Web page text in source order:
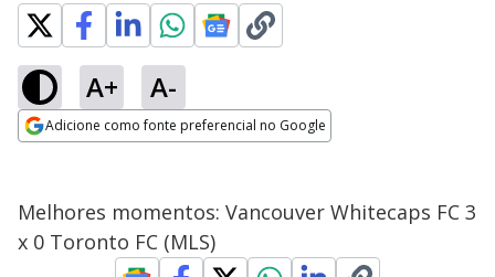
A+ A-
Adicione como fonte preferencial no Google
Melhores momentos: Vancouver Whitecaps FC 3
x 0 Toronto FC (MLS)